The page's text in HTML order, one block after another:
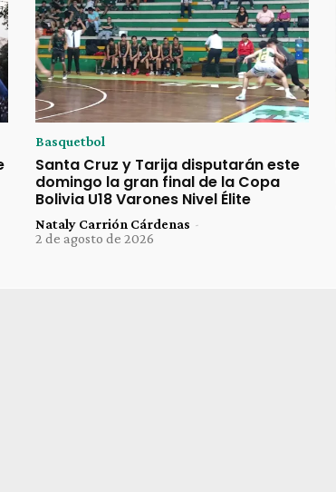
Basquetbol
Santa Cruz y Tarija disputarán este
domingo la gran final de la Copa
Bolivia U18 Varones Nivel Élite
Nataly Carrión Cárdenas -
2 de agosto de 2026